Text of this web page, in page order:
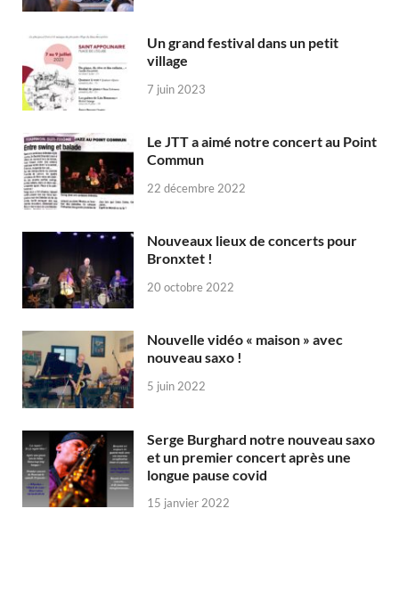
Un grand festival dans un petit
village
7 juin 2023
Le JTT a aimé notre concert au Point
Commun
22 décembre 2022
Nouveaux lieux de concerts pour
Bronxtet !
20 octobre 2022
Nouvelle vidéo « maison » avec
nouveau saxo !
5 juin 2022
Serge Burghard notre nouveau saxo
et un premier concert après une
longue pause covid
15 janvier 2022